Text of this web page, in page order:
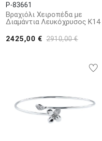
P-83661
Βραχιόλι Χειροπέδα με
Διαμάντια Λευκόχρυσος Κ14
2425,00 € 2910,00 €